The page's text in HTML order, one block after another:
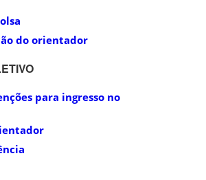
do orientador
para ingresso no